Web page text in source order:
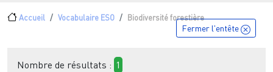
Fil d'Ariane
Accueil Vocabulaire ESO Biodiversité forestière
Fermer l'entête
Nombre de résultats : 1